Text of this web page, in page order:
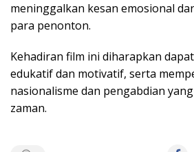
meninggalkan kesan emosional
para penonton.
Kehadiran film ini diharapkan
edukatif dan motivatif, serta
nasionalisme dan pengabdian
zaman.